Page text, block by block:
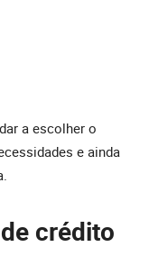
a escolher o
e ainda
crédito